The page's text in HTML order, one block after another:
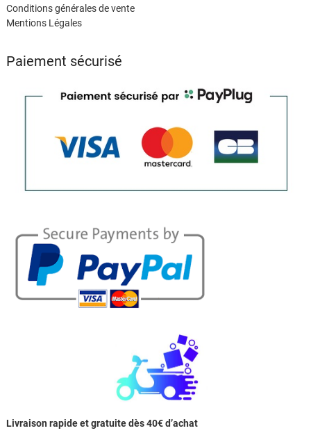
Conditions générales de vente
Mentions Légales
Paiement sécurisé
Livraison rapide et gratuite dès 40€ d’achat